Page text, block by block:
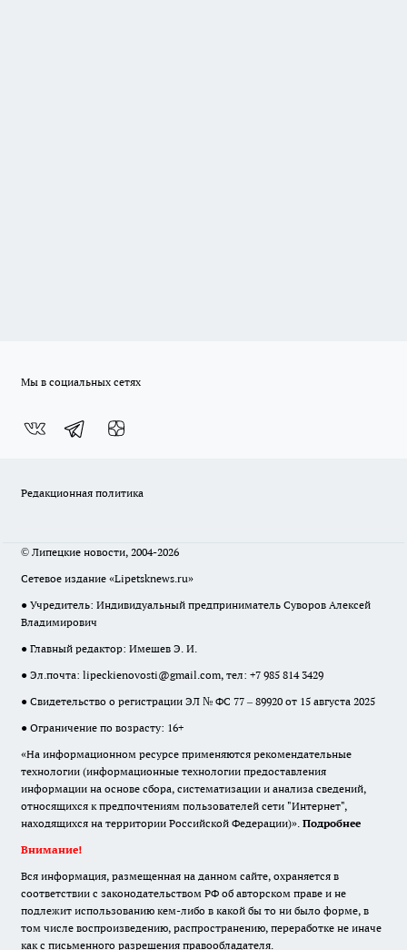
Мы в социальных сетях
Редакционная политика
© Липецкие новости, 2004-2026
Сетевое издание «Lipetsknews.ru»
● Учредитель: Индивидуальный предприниматель Суворов Алексей
Владимирович
● Главный редактор: Имешев Э. И.
● Эл.почта: lipeckienovosti@gmail.com, тел: +7 985 814 3429
● Свидетельство о регистрации ЭЛ № ФС 77 – 89920 от 15 августа 2025
● Ограничение по возрасту: 16+
«На информационном ресурсе применяются рекомендательные
технологии (информационные технологии предоставления
информации на основе сбора, систематизации и анализа сведений,
относящихся к предпочтениям пользователей сети "Интернет",
находящихся на территории Российской Федерации)». Подробнее
Внимание!
Вся информация, размещенная на данном сайте, охраняется в
соответствии с законодательством РФ об авторском праве и не
подлежит использованию кем-либо в какой бы то ни было форме, в
том числе воспроизведению, распространению, переработке не иначе
как с письменного разрешения правообладателя.